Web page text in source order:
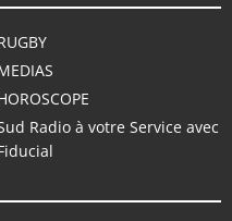
Radio à votre Service avec